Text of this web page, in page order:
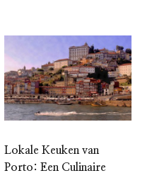
Lokale Keuken van
Porto: Een Culinaire